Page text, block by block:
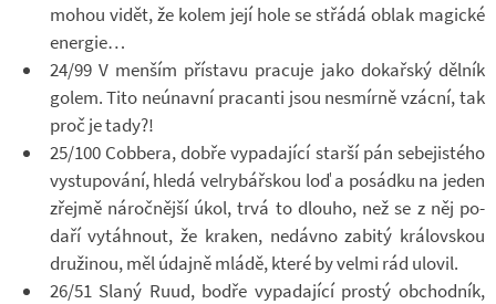
mohou vidět, že kolem její hole se střádá oblak ma­gické
ener­gie…
24/99 V men­ším pří­stavu pra­cuje jako do­kař­ský děl­ník
golem. Tito ne­ú­navní pra­canti jsou ne­smírně vzácní, tak
proč je tady?!
25/100 Cobbera, dobře vy­pa­da­jící starší pán se­be­jis­tého
vy­stu­po­vání, hledá velry­bář­skou loď a po­sádku na jeden
zřejmě ná­roč­nější úkol, trvá to dlouho, než se z něj po­
daří vy­táh­nout, že kra­ken, ne­dávno za­bitý krá­lov­skou
dru­ži­nou, měl údajně mládě, které by velmi rád ulo­vil.
26/51 Slaný Ruud, bodře vy­pa­da­jící prostý ob­chod­ník,